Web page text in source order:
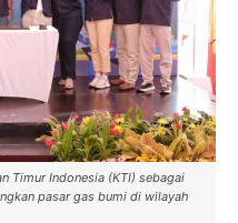
Timur Indonesia (KTI) sebagai
pasar gas bumi di wilayah